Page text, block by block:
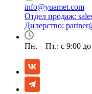
info@yuamet.com
Отдел продаж:
Дилерство:
Пн. – Пт.: с 9:00 до